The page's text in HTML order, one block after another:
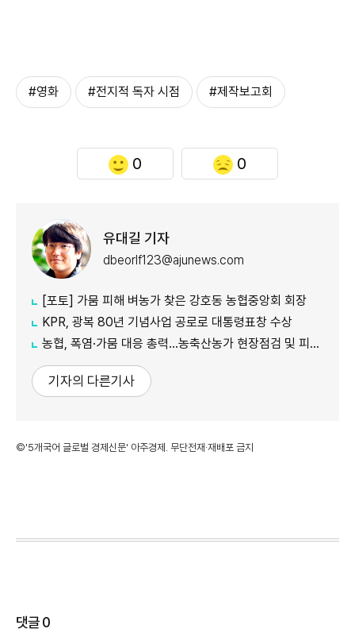
#영화 #전지적 독자 시점 #제작보고회
0 0
유대길 기자
dbeorlf123@ajunews.com
[포토] 가뭄 피해 벼농가 찾은 강호동 농협중앙회 회장
KPR, 광복 80년 기념사업 공로로 대통령표창 수상
농협, 폭염·가뭄 대응 총력...농축산농가 현장점검 및 피해 예방 강화
기자의 다른기사
©'5개국어 글로벌 경제신문' 아주경제. 무단전재·재배포 금지
댓글0